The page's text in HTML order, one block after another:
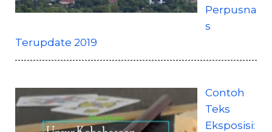
Perpusna
s
Terupdate 2019
Contoh
Teks
Eksposisi: